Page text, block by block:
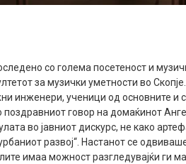
со голема посетеност и
за музички уметности во
инженери, ученици од основните и
поздравниот говор на домаќинот
во јавниот дискурс, не како
развој“. Настанот се
имаа можност разгледувајќи ги